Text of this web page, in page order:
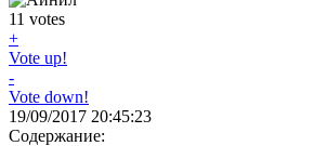
11 votes
+
Vote up!
-
Vote down!
19/09/2017 20:45:23
Содержание: